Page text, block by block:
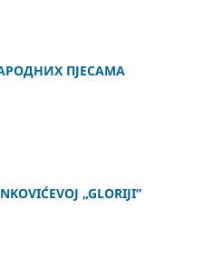
ПЈЕСАМА
„GLORIJI”